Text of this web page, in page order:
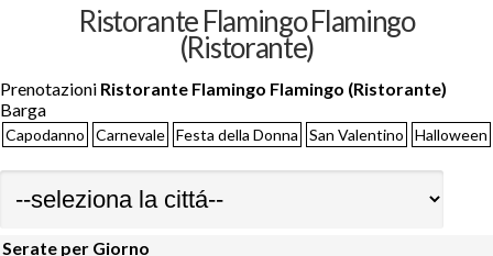
Ristorante Flamingo Flamingo
(Ristorante)
Prenotazioni Ristorante Flamingo Flamingo (Ristorante)
Barga
Capodanno Carnevale Festa della Donna San Valentino Halloween
Serate per Giorno